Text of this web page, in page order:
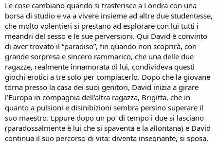
Le cose cambiano quando si trasferisce a Londra con una
borsa di studio e va a vivere insieme ad altre due studentesse,
che molto volentieri si prestano ad esplorare con lui tutti i
meandri del sesso e le sue perversioni. Qui David è convinto
di aver trovato il “paradiso”, fin quando non scoprirà, con
grande sorpresa e sincero rammarico, che una delle due
ragazze, realmente innamorata di lui, condivideva questi
giochi erotici a tre solo per compiacerlo. Dopo che la giovane
torna presso la casa dei suoi genitori, David inizia a girare
l’Europa in compagnia dell’altra ragazza, Brigitta, che in
quanto a pulsioni e disinibizioni sembra persino superare il
suo maestro. Eppure dopo un po’ di tempo i due si lasciano
(paradossalmente è lui che si spaventa e la allontana) e David
continua il suo percorso di vita: diventa insegnante, si sposa,